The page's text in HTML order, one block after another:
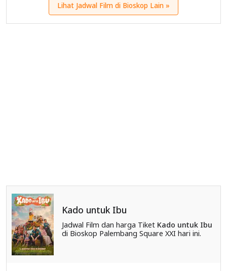
Lihat Jadwal Film di Bioskop Lain »
Kado untuk Ibu
Jadwal Film dan harga Tiket Kado untuk Ibu
di Bioskop Palembang Square XXI hari ini.